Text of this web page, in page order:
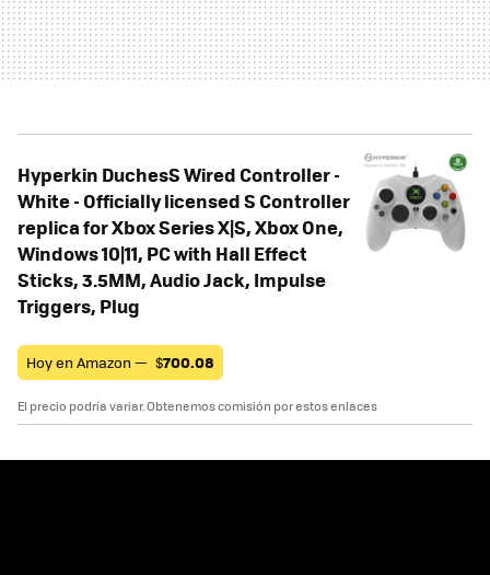
Hyperkin DuchesS Wired Controller -
White - Officially licensed S Controller
replica for Xbox Series X|S, Xbox One,
Windows 10|11, PC with Hall Effect
Sticks, 3.5MM, Audio Jack, Impulse
Triggers, Plug
Hoy en Amazon — $700.08
El precio podría variar. Obtenemos comisión por estos enlaces